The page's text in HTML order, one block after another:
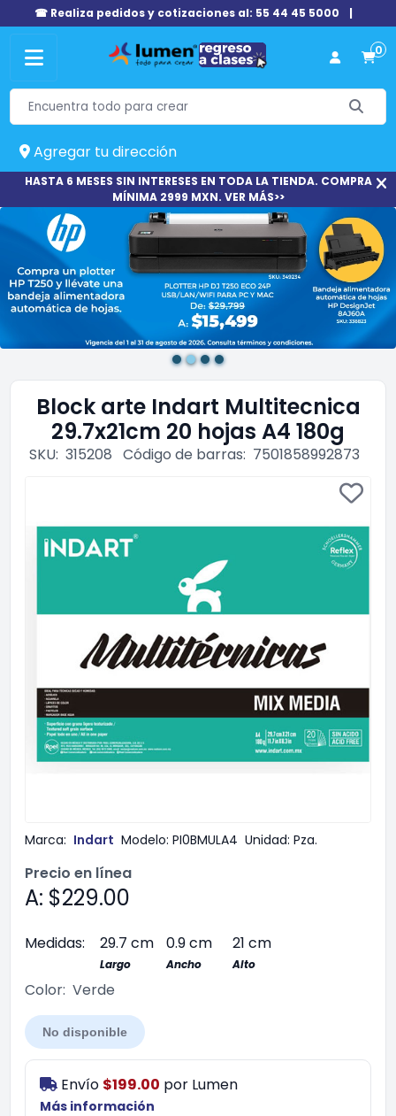
☎ Realiza pedidos y cotizaciones al: 55 44 45 5000 |
0
Agregar tu dirección
HASTA 6 MESES SIN INTERESES EN TODA LA TIENDA. COMPRA
MÍNIMA 2999 MXN. VER MÁS>>
Block arte Indart Multitecnica
29.7x21cm 20 hojas A4 180g
SKU: 315208 Código de barras: 7501858992873
Marca: Indart Modelo: PI0BMULA4 Unidad: Pza.
Precio en línea
A: $229.00
Medidas: 29.7 cm 0.9 cm 21 cm
Largo Ancho Alto
Color: Verde
No disponible
Envío $199.00 por Lumen
Más información